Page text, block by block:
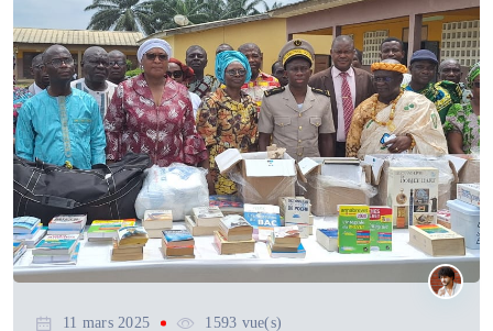
11 mars 2025 1593 vue(s)